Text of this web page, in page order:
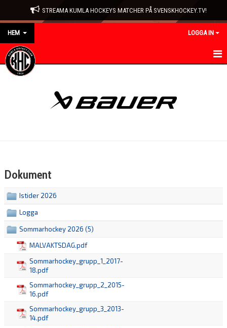
STREAMA KUMLA HOCKEYS MATCHER PÅ SVENSKHOCKEY.TV!
HEM LOGGA IN
HEM
HEDERSMEDLEMMAR
UNGDOMSGRUPPEN
KALENDER
UTRUSTNING
ISTIDER
Dokument
Istider 2026
Logga
Sommarhockey 2026 (5)
MALVAKTSDAG.pdf
Sommarhockey_grupp_1_2017-
18.pdf
Sommarhockey_grupp_2_2015-
16.pdf
Sommarhockey_grupp_3_2013-
14.pdf